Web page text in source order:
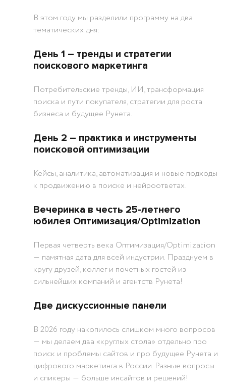
В этом году мы разделили программу на два
тематических дня:
День 1 ― тренды и стратегии
поискового маркетинга
Потребительские тренды, ИИ, трансформация
поиска и пути покупателя, стратегии для роста
бизнеса и будущее Рунета.
День 2 ― практика и инструменты
поисковой оптимизации
Кейсы, аналитика, автоматизация и новые подходы
к продвижению в поиске и нейроответах.
Вечеринка в честь 25-летнего
юбилея Оптимизация/Optimization
Первая четверть века Оптимизация/Optimization
― памятная дата для всей индустрии. Празднуем в
кругу друзей, коллег и почетных гостей из
сильнейших компаний и агентств Рунета!
Две дискуссионные панели
В 2026 году накопилось слишком много вопросов
― мы делаем два «круглых стола» отдельно про
поиск и проблемы сайтов и про будущее Рунета и
цифрового маркетинга в России. Разные вопросы
и спикеры ― больше инсайтов и решений!